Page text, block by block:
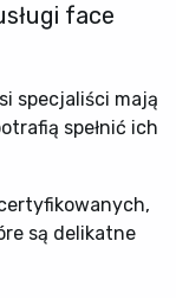
face
specjaliści mają
spełnić ich
są delikatne